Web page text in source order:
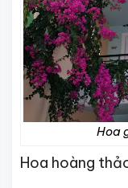
Hoa
Hoa hoàng